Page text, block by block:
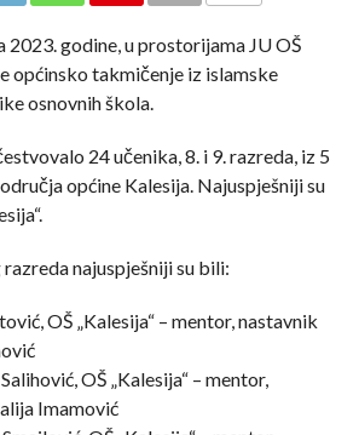
2023. godine, u prostorijama JU OŠ
općinsko takmičenje iz islamske
osnovnih škola.
24 učenika, 8. i 9. razreda, iz 5
općine Kalesija. Najuspješniji su
najuspješniji su bili:
OŠ „Kalesija“ – mentor, nastavnik
OŠ „Kalesija“ – mentor,
Imamović